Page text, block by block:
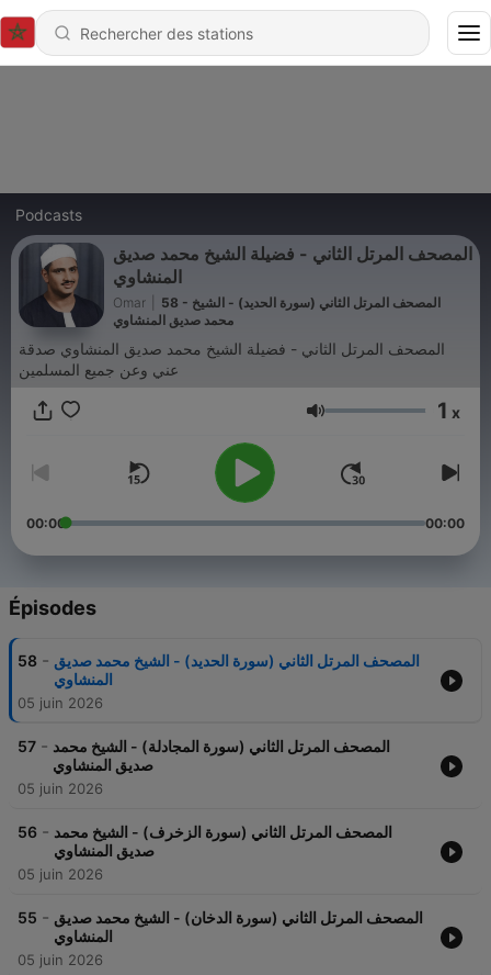
Podcasts
المصحف المرتل الثاني - فضيلة الشيخ محمد صديق
المنشاوي
Omar
58 - المصحف المرتل الثاني (سورة الحديد) - الشيخ
محمد صديق المنشاوي
المصحف المرتل الثاني - فضيلة الشيخ محمد صديق المنشاوي صدقة
عني وعن جميع المسلمين
Volume 1 x
00:00 00:00
Épisodes
58 - المصحف المرتل الثاني (سورة الحديد) - الشيخ محمد صديق
المنشاوي
05 juin 2026
57 - المصحف المرتل الثاني (سورة المجادلة) - الشيخ محمد
صديق المنشاوي
05 juin 2026
56 - المصحف المرتل الثاني (سورة الزخرف) - الشيخ محمد
صديق المنشاوي
05 juin 2026
55 - المصحف المرتل الثاني (سورة الدخان) - الشيخ محمد صديق
المنشاوي
05 juin 2026